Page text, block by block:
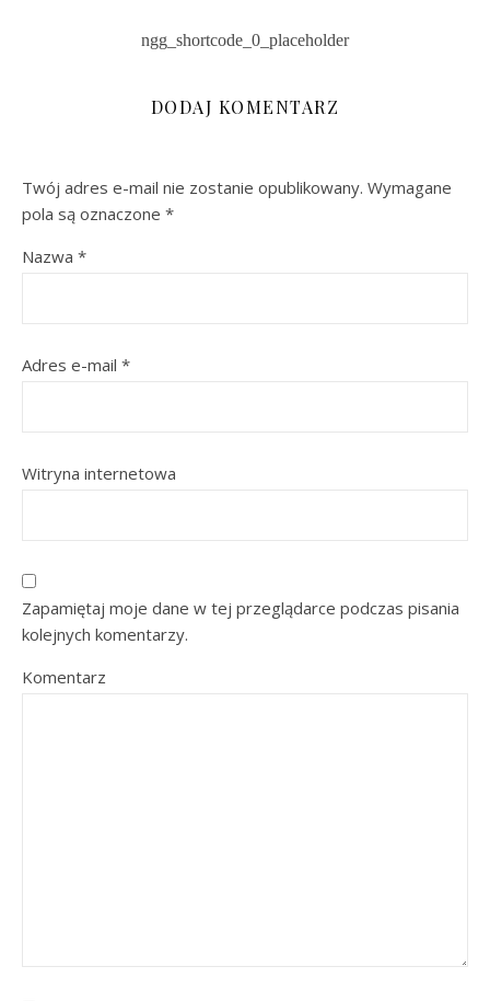
ngg_shortcode_0_placeholder
DODAJ KOMENTARZ
Twój adres e-mail nie zostanie opublikowany. Wymagane
pola są oznaczone *
Nazwa *
Adres e-mail *
Witryna internetowa
Zapamiętaj moje dane w tej przeglądarce podczas pisania
kolejnych komentarzy.
Komentarz